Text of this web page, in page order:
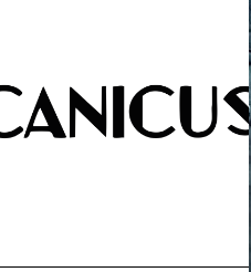
De Tomaso